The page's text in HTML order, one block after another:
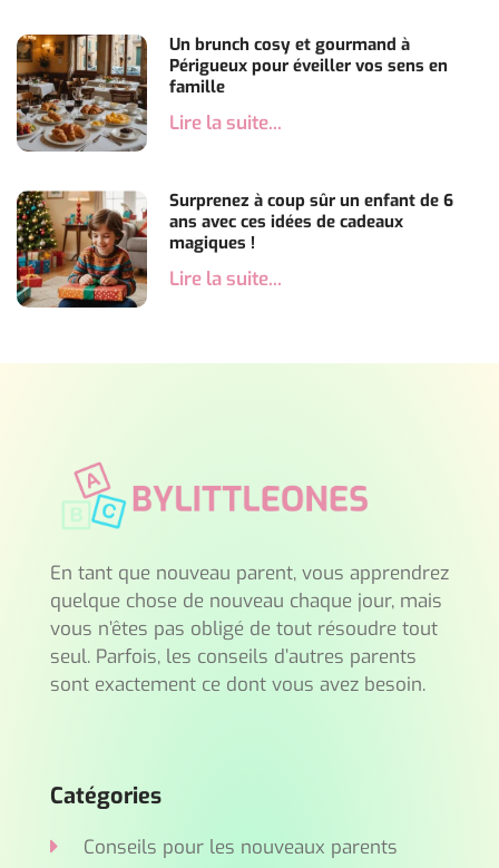
effort.omega
replica
watches
collection.best
watchesbuy.gr
review
to
be
their
quality
along
incredible
star
in
the
being
successful
Un brunch cosy et gourmand à
Périgueux pour éveiller vos sens en
famille
Lire la suite...
Surprenez à coup sûr un enfant de 6
ans avec ces idées de cadeaux
magiques !
Lire la suite...
En tant que nouveau parent, vous apprendrez
quelque chose de nouveau chaque jour, mais
vous n’êtes pas obligé de tout résoudre tout
seul. Parfois, les conseils d’autres parents
sont exactement ce dont vous avez besoin.
Catégories
Conseils pour les nouveaux parents